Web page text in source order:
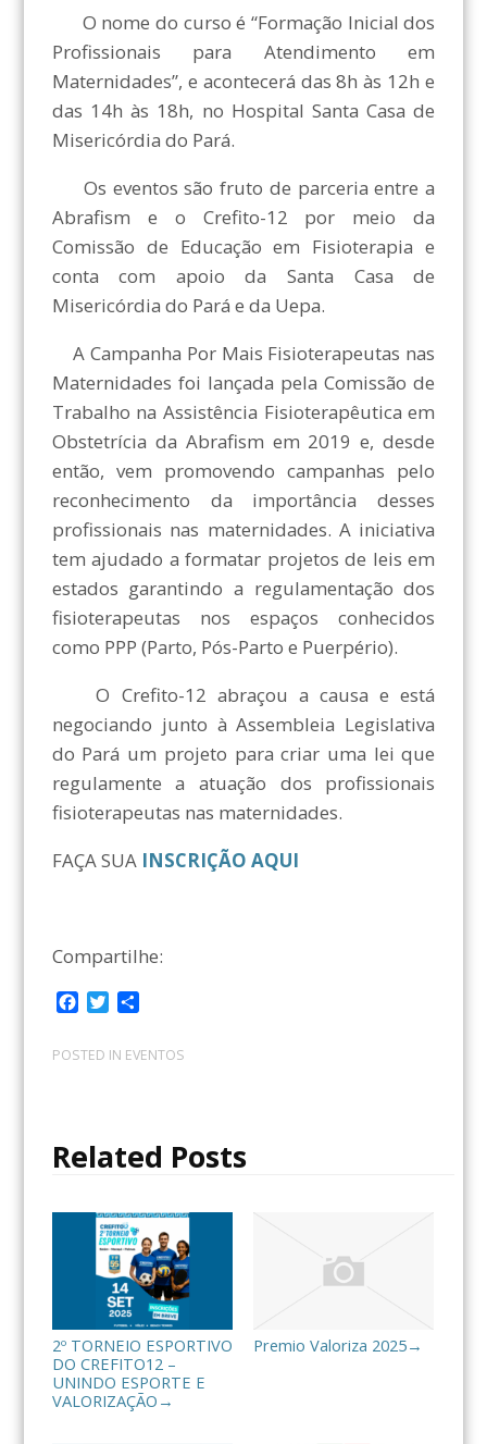
O nome do curso é “Formação Inicial dos
Profissionais para Atendimento em
Maternidades”, e acontecerá das 8h às 12h e
das 14h às 18h, no Hospital Santa Casa de
Misericórdia do Pará.
Os eventos são fruto de parceria entre a
Abrafism e o Crefito-12 por meio da
Comissão de Educação em Fisioterapia e
conta com apoio da Santa Casa de
Misericórdia do Pará e da Uepa.
A Campanha Por Mais Fisioterapeutas nas
Maternidades foi lançada pela Comissão de
Trabalho na Assistência Fisioterapêutica em
Obstetrícia da Abrafism em 2019 e, desde
então, vem promovendo campanhas pelo
reconhecimento da importância desses
profissionais nas maternidades. A iniciativa
tem ajudado a formatar projetos de leis em
estados garantindo a regulamentação dos
fisioterapeutas nos espaços conhecidos
como PPP (Parto, Pós-Parto e Puerpério).
O Crefito-12 abraçou a causa e está
negociando junto à Assembleia Legislativa
do Pará um projeto para criar uma lei que
regulamente a atuação dos profissionais
fisioterapeutas nas maternidades.
FAÇA SUA INSCRIÇÃO AQUI
Compartilhe:
c
e
k
i
t
m
p
i
a
r
POSTED IN EVENTOS
Related Posts
2º TORNEIO ESPORTIVO
DO CREFITO12 –
UNINDO ESPORTE E
VALORIZAÇÃO →
Premio Valoriza 2025→